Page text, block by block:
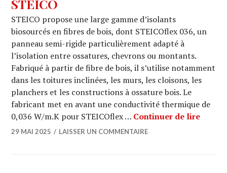
STEICO
STEICO propose une large gamme d’isolants
biosourcés en fibres de bois, dont STEICOflex 036, un
panneau semi-rigide particulièrement adapté à
l’isolation entre ossatures, chevrons ou montants.
Fabriqué à partir de fibre de bois, il s’utilise notamment
dans les toitures inclinées, les murs, les cloisons, les
planchers et les constructions à ossature bois. Le
fabricant met en avant une conductivité thermique de
0,036 W/m.K pour STEICOflex … Continuer de lire
29 MAI 2025 LAISSER UN COMMENTAIRE